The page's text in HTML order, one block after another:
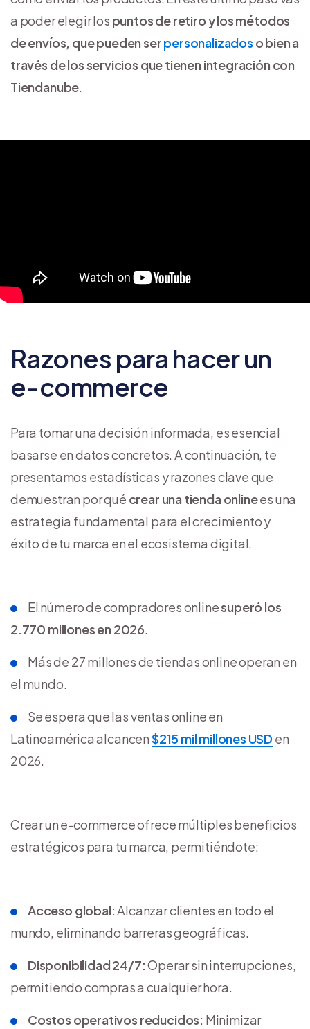
a poder elegir los puntos de retiro y los métodos
de envíos, que pueden serpersonalizados o bien a
través de losservicios que tienen integración con
Tiendanube.
Razones para hacer un
e-commerce
Para tomar una decisión informada, es esencial
basarse en datos concretos. A continuación, te
presentamos estadísticas y razones clave que
demuestran por qué crear una tienda onlinees una
estrategia fundamental para el crecimiento y
éxito de tu marca en el ecosistema digital.
El número de compradores onlinesuperó los
2.770 millonesen 2026.
Más de 27 millones de tiendas online operan en
el mundo.
Se espera que las ventas online en
Latinoamérica alcancen$215 mil millones USD en
2026.
Crear un e-commerce ofrece múltiples beneficios
estratégicos para tu marca, permitiéndote:
Acceso global:Alcanzar clientes en todo el
mundo, eliminando barreras geográficas.
Disponibilidad 24/7:Operar sin interrupciones,
permitiendo compras a cualquier hora.
Costos operativos reducidos: Minimizar